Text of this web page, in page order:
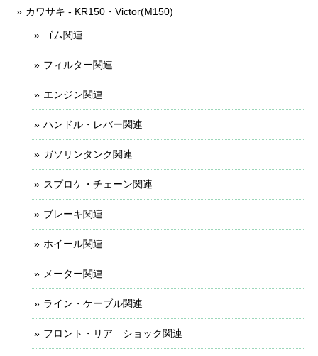
カワサキ - KR150・Victor(M150)
ゴム関連
フィルター関連
エンジン関連
ハンドル・レバー関連
ガソリンタンク関連
スプロケ・チェーン関連
ブレーキ関連
ホイール関連
メーター関連
ライン・ケーブル関連
フロント・リア ショック関連